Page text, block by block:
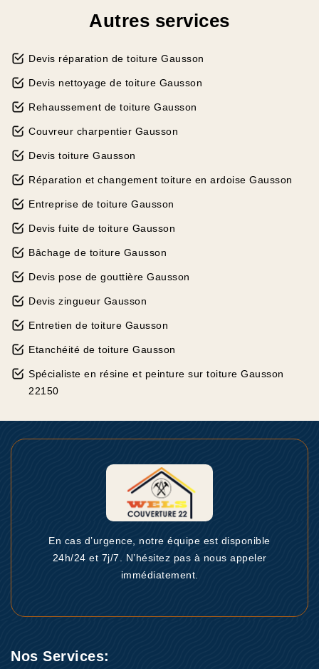
Autres services
Devis réparation de toiture Gausson
Devis nettoyage de toiture Gausson
Rehaussement de toiture Gausson
Couvreur charpentier Gausson
Devis toiture Gausson
Réparation et changement toiture en ardoise Gausson
Entreprise de toiture Gausson
Devis fuite de toiture Gausson
Bâchage de toiture Gausson
Devis pose de gouttière Gausson
Devis zingueur Gausson
Entretien de toiture Gausson
Etanchéité de toiture Gausson
Spécialiste en résine et peinture sur toiture Gausson
22150
En cas d’urgence, notre équipe est disponible
24h/24 et 7j/7. N’hésitez pas à nous appeler
immédiatement.
Nos Services: